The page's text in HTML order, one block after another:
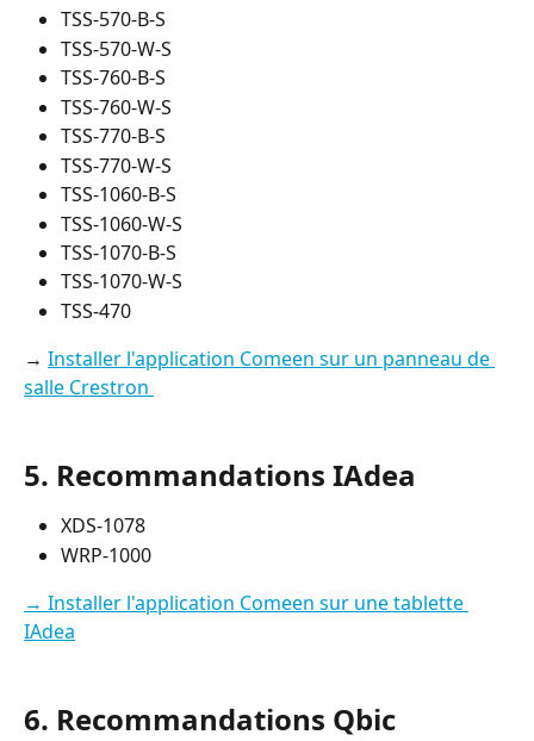
TSS-570-B-S
TSS-570-W-S
TSS-760-B-S
TSS-760-W-S
TSS-770-B-S
TSS-770-W-S
TSS-1060-B-S
TSS-1060-W-S
TSS-1070-B-S
TSS-1070-W-S
TSS-470
→ Installer l'application Comeen sur un panneau de
salle Crestron
5. Recommandations IAdea
XDS-1078
WRP-1000
→ Installer l'application Comeen sur une tablette
IAdea
6. Recommandations Qbic